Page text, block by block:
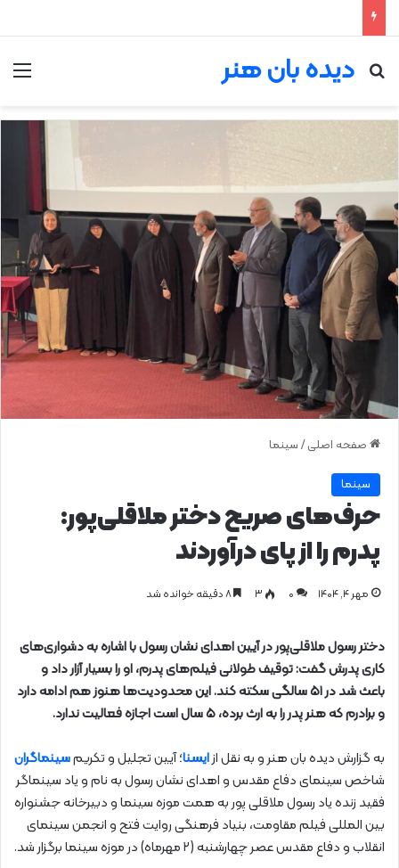
دیده بان هنر
جستجو برای
صفحه اصلی / سینما
سینما
حرف‌های صریح دختر ملاقلی‌پور:
پدرم را از پای درآوردند
مهر ۴, ۱۴۰۴ 0 ۳
دختر رسول ملاقلی‌پور در آیین اهدای نشان رسول با اشاره به دشواری‌های
کاری پدرش گفت: توقیف طولانی فیلم‌های پدرم، او را بسیار آزار داد و
باعث شد در ۵۱ سالگی سکته کند. این محدودیت‌ها هنوز هم ادامه دارد
و برادرم که هنر پدر را به ارث برده، ۵ سال است اجازه فعالیت ندارد.
به گزارش دیده بان هنر و به نقل ازایسنا؛ آیین تجلیل و تکریمسینماگران
شاخص سینمای دفاع مقدس و اهدای نشان رسول به نام و یاد سینماگر
فقید زنده یاد رسول ملاقلی پور به همت موزه سینما و دبیرخانه جشنواره
بین المللی فیلم مقاومت، بنیاد فرهنگی روایت فتح و انجمن سینمای
انقلاب و دفاع مقدس عصر چهارشنبه (۲ مهرماه) در موزه سینما برگزار شد.